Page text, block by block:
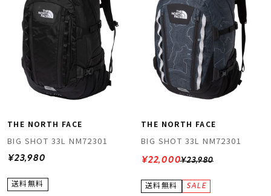
THE NORTH FACE
BIG SHOT 33L NM72301
¥23,980
THE NORTH FACE
BIG SHOT 33L NM72301
¥23,980
¥22,000